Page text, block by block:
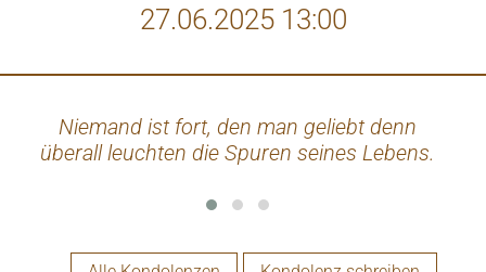
27.06.2025 13:00
Niemand ist fort, den man geliebt denn
überall leuchten die Spuren seines Lebens.